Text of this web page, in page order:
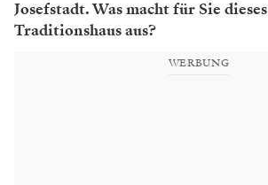
Josefstadt. Was macht für Sie
Traditionshaus aus?
WERBUNG